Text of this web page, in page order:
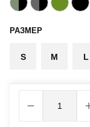
РАЗМЕР
S M L